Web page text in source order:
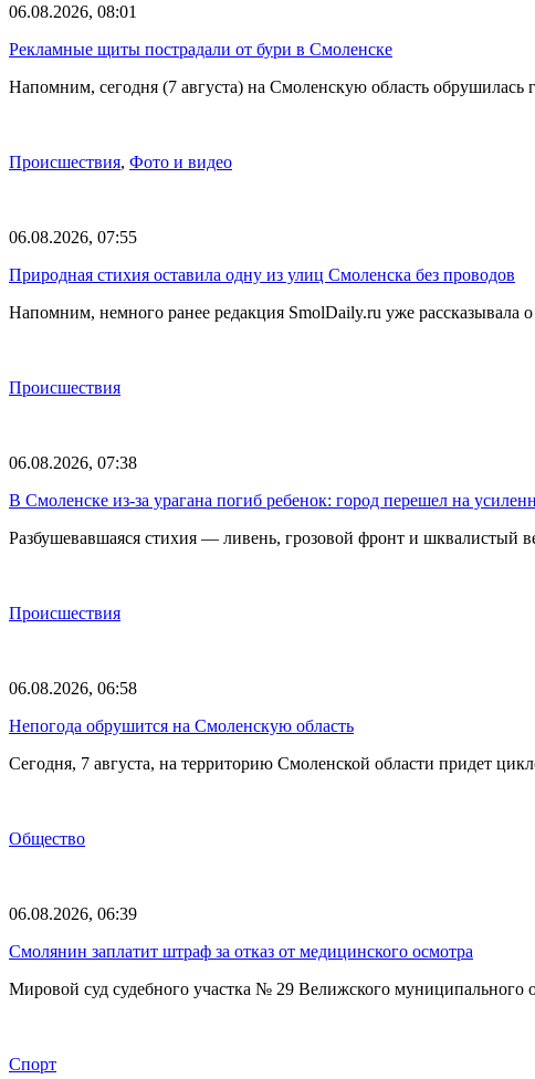
06.08.2026, 08:01
Рекламные щиты пострадали от бури в Смоленске
Напомним, сегодня (7 августа) на Смоленскую область
Происшествия, Фото и видео
06.08.2026, 07:55
Природная стихия оставила одну из улиц Смоленска без проводов
Напомним, немного ранее редакция SmolDaily.ru уже
Происшествия
06.08.2026, 07:38
В Смоленске из-за урагана погиб ребенок: город перешел на
Разбушевавшаяся стихия — ливень, грозовой фронт и
Происшествия
06.08.2026, 06:58
Непогода обрушится на Смоленскую область
Сегодня, 7 августа, на территорию Смоленской области придет
Общество
06.08.2026, 06:39
Смолянин заплатит штраф за отказ от медицинского осмотра
Мировой суд судебного участка № 29 Велижского
Спорт